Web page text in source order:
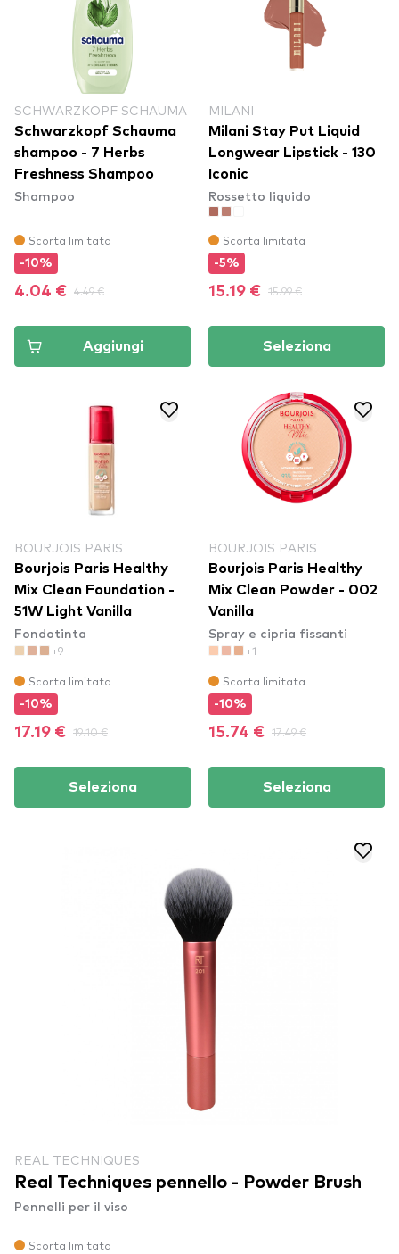
SCHWARZKOPF SCHAUMA
Schwarzkopf Schauma
shampoo - 7 Herbs
Freshness Shampoo
Shampoo
Scorta limitata
-10%
4.04 € 4.49 €
Aggiungi
MILANI
Milani Stay Put Liquid
Longwear Lipstick - 130
Iconic
Rossetto liquido
Scorta limitata
-5%
15.19 € 15.99 €
Seleziona
BOURJOIS PARIS
Bourjois Paris Healthy
Mix Clean Foundation -
51W Light Vanilla
Fondotinta
+9
Scorta limitata
-10%
17.19 € 19.10 €
Seleziona
BOURJOIS PARIS
Bourjois Paris Healthy
Mix Clean Powder - 002
Vanilla
Spray e cipria fissanti
+1
Scorta limitata
-10%
15.74 € 17.49 €
Seleziona
REAL TECHNIQUES
Real Techniques pennello - Powder Brush
Pennelli per il viso
Scorta limitata